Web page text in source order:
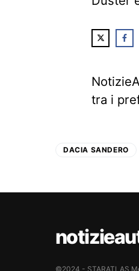
tra i
DACIA SANDERO
©2024 - STARATLAS